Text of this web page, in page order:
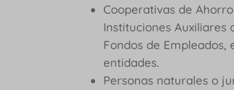
Cooperativas de
Instituciones Auxiliares
Fondos de
entidades.
Personas naturales o